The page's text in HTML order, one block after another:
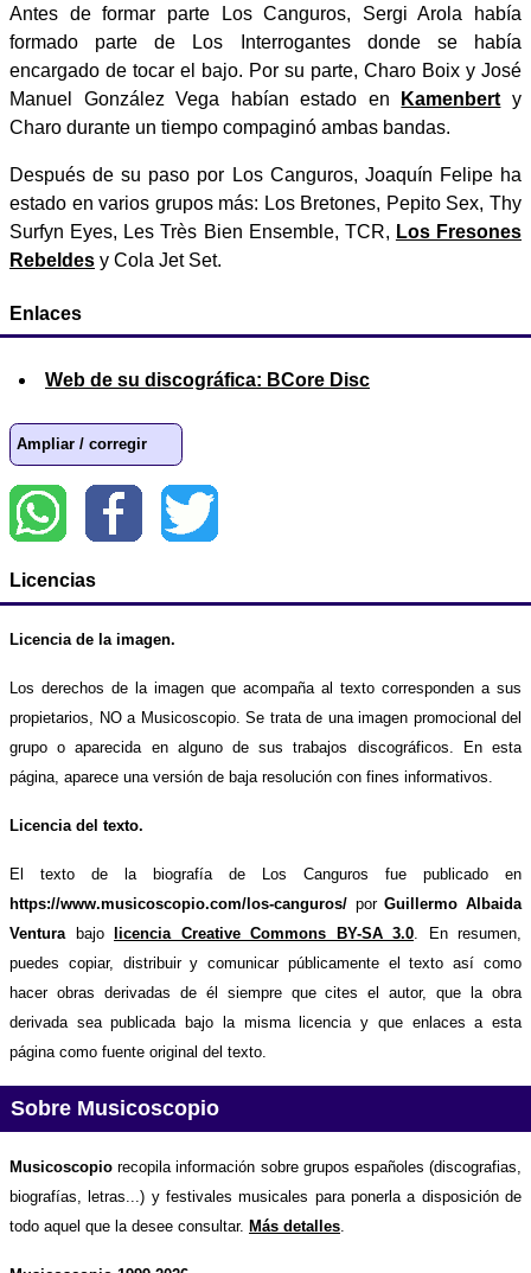
Antes de formar parte Los Canguros, Sergi Arola había
formado parte de Los Interrogantes donde se había
encargado de tocar el bajo. Por su parte, Charo Boix y José
Manuel González Vega habían estado en
Kamenbert y
Charo durante un tiempo compaginó ambas bandas.
Después de su paso por Los Canguros, Joaquín Felipe ha
estado en varios grupos más: Los Bretones, Pepito Sex, Thy
Surfyn Eyes, Les Très Bien Ensemble, TCR, Los Fresones
Rebeldes y Cola Jet Set.
Enlaces
Web de su discográfica: BCore Disc
Ampliar / corregir
Licencias
Licencia de la imagen.
Los derechos de la imagen que acompaña al texto corresponden a sus
propietarios, NO a Musicoscopio. Se trata de una imagen promocional del
grupo o aparecida en alguno de sus trabajos discográficos. En esta
página, aparece una versión de baja resolución con fines informativos.
Licencia del texto.
El texto de la biografía de Los Canguros fue publicado en
https://www.musicoscopio.com/los-canguros/ porGuillermo Albaida
Ventura bajo licencia Creative Commons BY-SA 3.0 . En resumen,
puedes copiar, distribuir y comunicar públicamente el texto así como
hacer obras derivadas de él siempre que cites el autor, que la obra
derivada sea publicada bajo la misma licencia y que enlaces a esta
página como fuente original del texto.
Sobre Musicoscopio
Musicoscopio recopila información sobre grupos españoles (discografias,
biografías, letras...) y festivales musicales para ponerla a disposición de
todo aquel que la desee consultar. Más detalles